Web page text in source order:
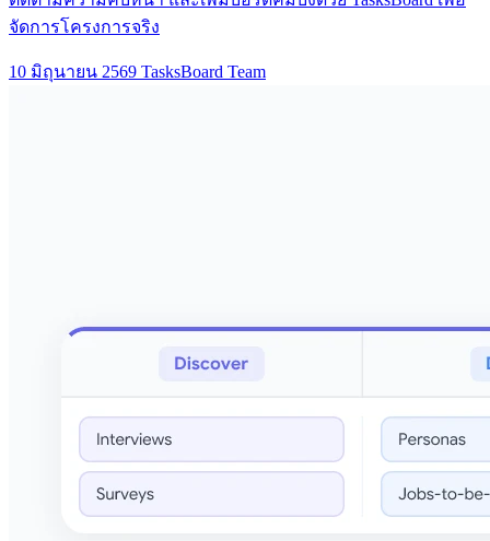
จัดการโครงการจริง
10 มิถุนายน 2569 TasksBoard Team